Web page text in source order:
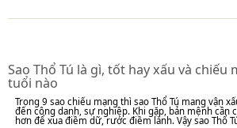
Sao Thổ Tú là gì, tốt hay xấu và chiếu
tuổi nào
Trong 9 sao chiếu mạng thì sao Thổ Tú mang vận
đến công danh, sự nghiệp. Khi gặp, bản mệnh cần
hơn để xua điềm dữ, rước điềm lành. Vậy sao Thổ